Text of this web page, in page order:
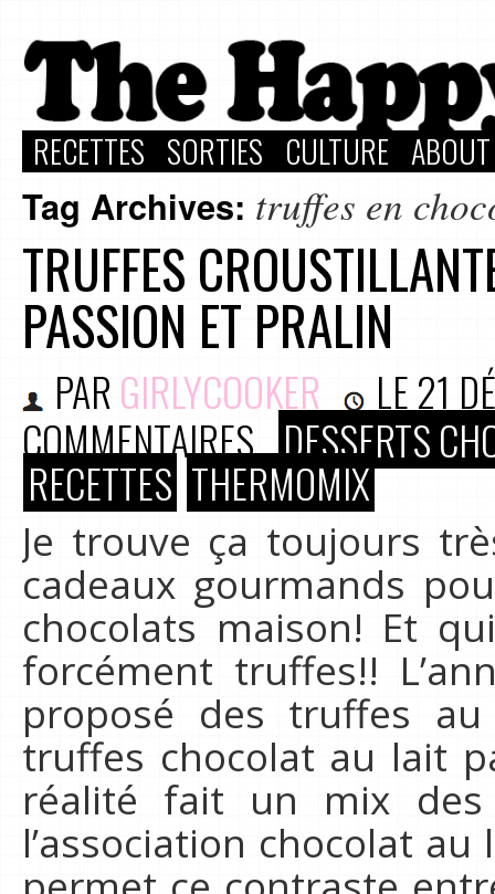
RECETTES SORTIES CULTURE
Tag Archives: truffes en
TRUFFES
PASSION ET PRALIN
PAR GIRLYCOOKER LE21
COMMENTAIRES DESSERTS
RECETTES THERMOMIX
Je trouve ça toujours
cadeaux gourmands
chocolats maison! Et
forcément truffes!!
proposé des truffes
truffes chocolat au lait
réalité fait un mix des
l’association chocolat